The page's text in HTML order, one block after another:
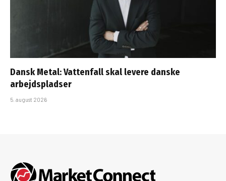
Dansk Metal: Vattenfall skal levere danske
arbejdspladser
5. august 2026